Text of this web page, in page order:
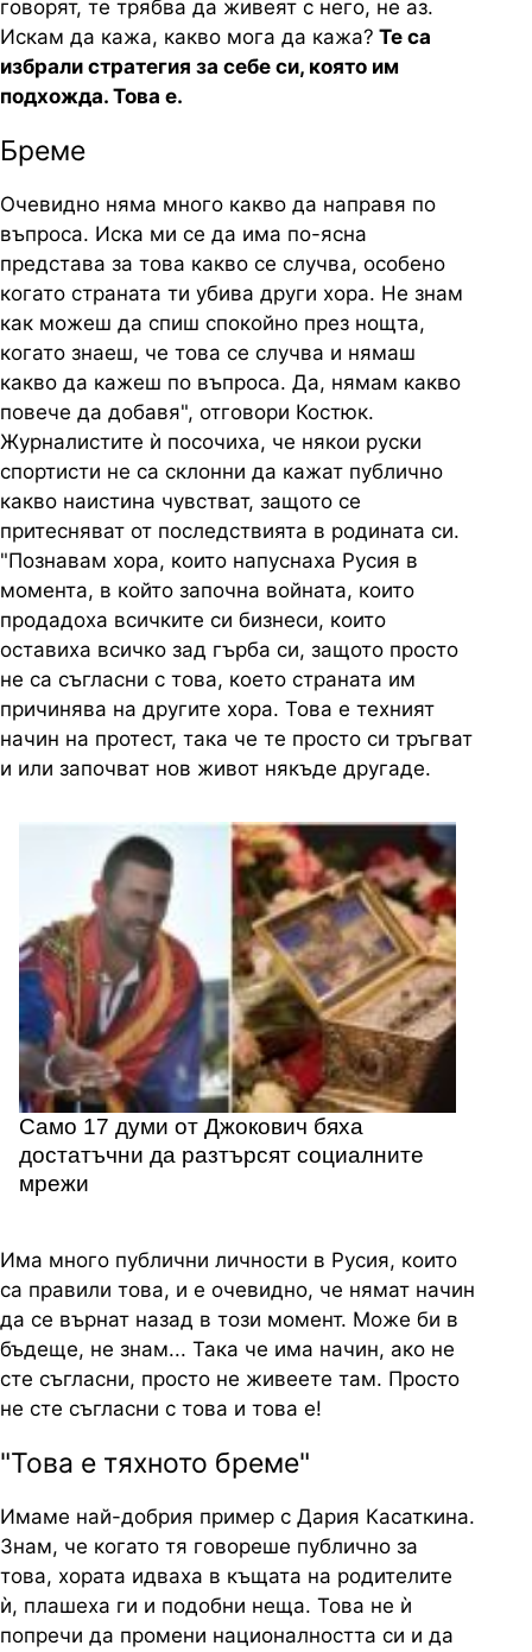
говорят, те трябва да живеят с него, не аз.
Искам да кажа, какво мога да кажа? Те са
избрали стратегия за себе си, която им
подхожда. Това е.
Бреме
Очевидно няма много какво да направя по
въпроса. Иска ми се да има по-ясна
представа за това какво се случва, особено
когато страната ти убива други хора. Не знам
как можеш да спиш спокойно през нощта,
когато знаеш, че това се случва и нямаш
какво да кажеш по въпроса. Да, нямам какво
повече да добавя", отговори Костюк.
Журналистите ѝ посочиха, че някои руски
спортисти не са склонни да кажат публично
какво наистина чувстват, защото се
притесняват от последствията в родината си.
"Познавам хора, които напуснаха Русия в
момента, в който започна войната, които
продадоха всичките си бизнеси, които
оставиха всичко зад гърба си, защото просто
не са съгласни с това, което страната им
причинява на другите хора. Това е техният
начин на протест, така че те просто си тръгват
и или започват нов живот някъде другаде.
Само 17 думи от Джокович бяха
достатъчни да разтърсят социалните
мрежи
Има много публични личности в Русия, които
са правили това, и е очевидно, че нямат начин
да се върнат назад в този момент. Може би в
бъдеще, не знам... Така че има начин, ако не
сте съгласни, просто не живеете там. Просто
не сте съгласни с това и това е!
"Това е тяхното бреме"
Имаме най-добрия пример с Дария Касаткина.
Знам, че когато тя говореше публично за
това, хората идваха в къщата на родителите
ѝ, плашеха ги и подобни неща. Това не ѝ
попречи да промени националността си и да